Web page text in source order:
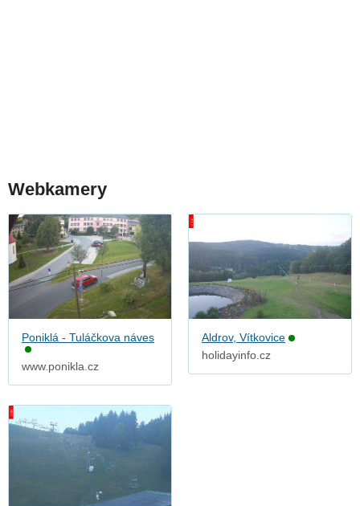
Webkamery
Poniklá - Tuláčkova náves
www.ponikla.cz
Aldrov, Vítkovice
holidayinfo.cz